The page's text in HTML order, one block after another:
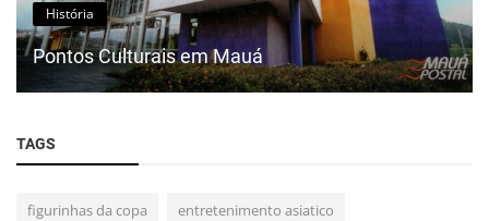
História
Pontos Culturais em Mauá
TAGS
figurinhas da copa entretenimento asiatico